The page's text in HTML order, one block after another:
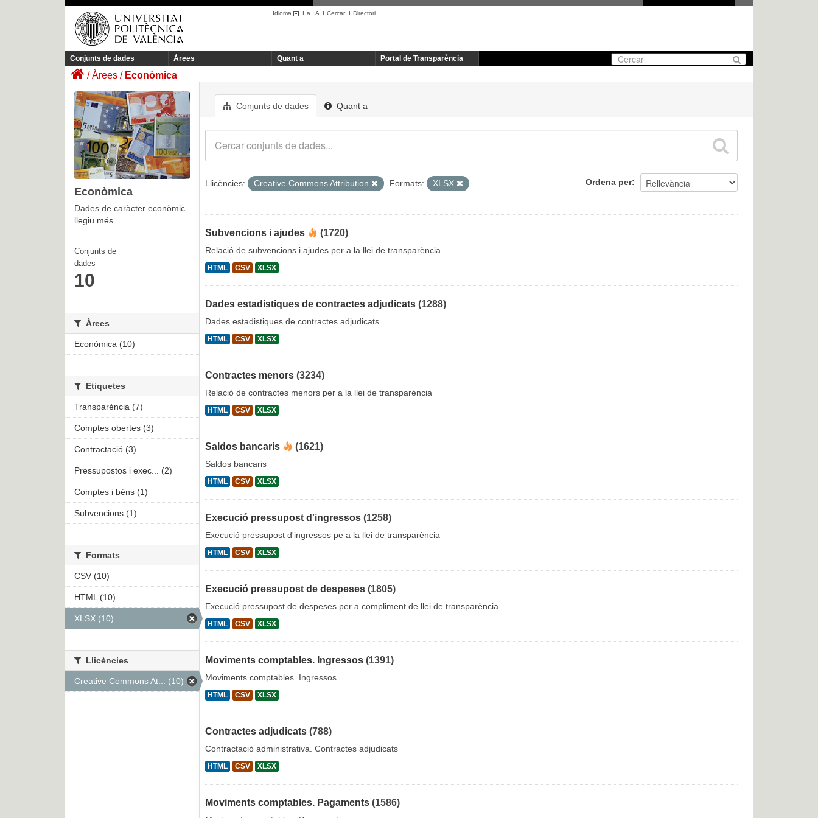
Idioma I a ·A I CercarI Directori
Conjunts de dades Àrees Quant a Portal de Transparència
Àrees Econòmica
Conjunts de dades Quant a
Ordena per
Llicències: Creative Commons Attribution Formats: XLSX
Subvencions i ajudes (1720)
Relació de subvencions i ajudes per a la llei de transparència
HTML CSV XLSX
Dades estadistiques de contractes adjudicats (1288)
Dades estadistiques de contractes adjudicats
HTML CSV XLSX
Contractes menors (3234)
Relació de contractes menors per a la llei de transparència
HTML CSV XLSX
Saldos bancaris (1621)
Saldos bancaris
HTML CSV XLSX
Execució pressupost d'ingressos (1258)
Execució pressupost d'ingressos pe a la llei de transparència
HTML CSV XLSX
Execució pressupost de despeses (1805)
Execució pressupost de despeses per a compliment de llei de transparència
HTML CSV XLSX
Moviments comptables. Ingressos (1391)
Moviments comptables. Ingressos
HTML CSV XLSX
Contractes adjudicats (788)
Contractació administrativa. Contractes adjudicats
HTML CSV XLSX
Moviments comptables. Pagaments (1586)
Econòmica
Dades de caràcter econòmic
llegiu més
Conjunts de
dades
10
Àrees
Econòmica (10)
Etiquetes
Transparència (7)
Comptes obertes (3)
Contractació (3)
Pressupostos i exec... (2)
Comptes i béns (1)
Subvencions (1)
Formats
CSV (10)
HTML (10)
XLSX (10)
Llicències
Creative Commons At... (10)